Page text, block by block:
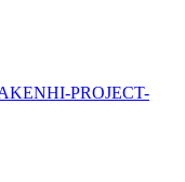
PROJECT-